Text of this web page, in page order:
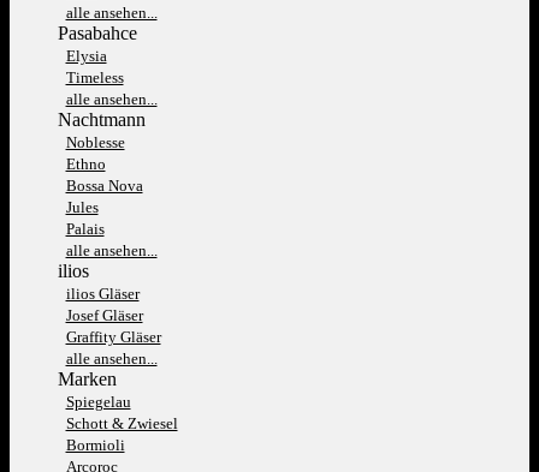
alle ansehen...
Pasabahce
Elysia
Timeless
alle ansehen...
Nachtmann
Noblesse
Ethno
Bossa Nova
Jules
Palais
alle ansehen...
ilios
ilios Gläser
Josef Gläser
Graffity Gläser
alle ansehen...
Marken
Spiegelau
Schott & Zwiesel
Bormioli
Arcoroc